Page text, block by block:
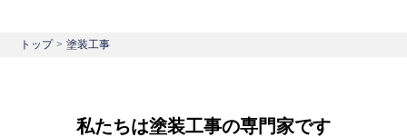
トップ > 塗装工事
私たちは塗装工事の専門家です